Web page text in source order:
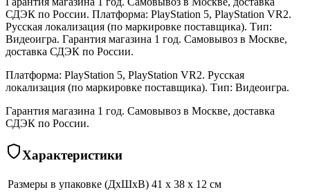
СДЭК по России. Платформа: PlayStation 5, PlayStation VR2.
Русская локализация (по маркировке поставщика). Тип:
Видеоигра. Гарантия магазина 1 год. Самовывоз в Москве,
доставка СДЭК по России.
Платформа: PlayStation 5, PlayStation VR2. Русская
локализация (по маркировке поставщика). Тип: Видеоигра.
Гарантия магазина 1 год. Самовывоз в Москве, доставка
СДЭК по России.
Характеристики
Размеры в упаковке (ДхШхВ) 41 x 38 x 12 см